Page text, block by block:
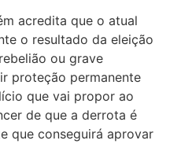
acredita que o atual
o resultado da eleição
ou grave
proteção permanente
que vai propor ao
de que a derrota é
que conseguirá aprovar